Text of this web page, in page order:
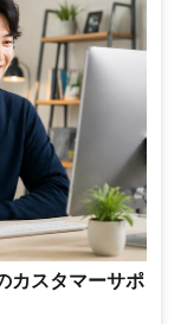
スタマーサポ